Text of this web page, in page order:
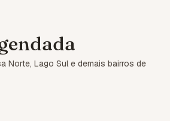
Norte, Lago Sul e demais bairros de